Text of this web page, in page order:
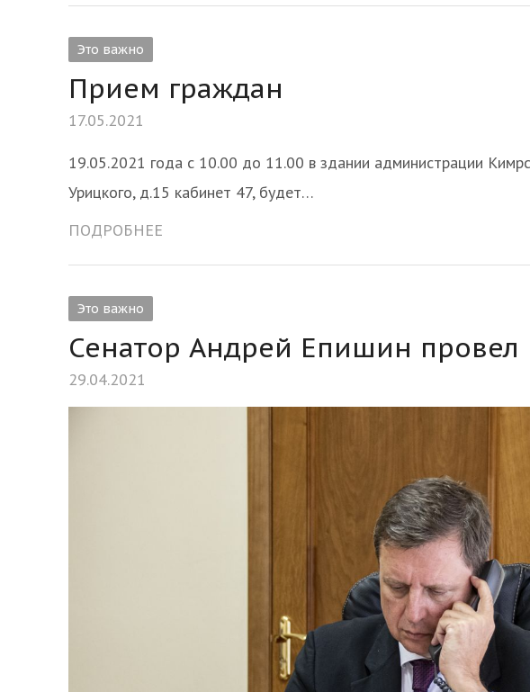
Это важно
Прием граждан
17.05.2021
19.05.2021 года с 10.00 до 11.00 в здании администрации
Урицкого, д.15 кабинет 47, будет…
ПОДРОБНЕЕ
Это важно
Сенатор Андрей Епишин провел
29.04.2021